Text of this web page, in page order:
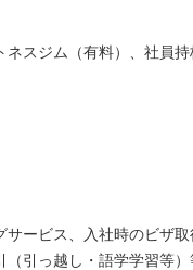
ネスジム（有料）、社員
サービス、入社時のビザ
（引っ越し・語学学習等）